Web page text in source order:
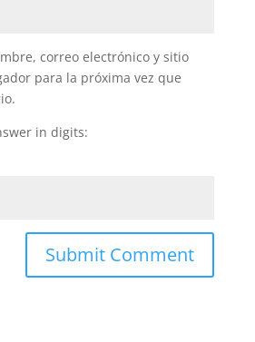
correo electrónico y sitio
para la próxima vez que
in digits: